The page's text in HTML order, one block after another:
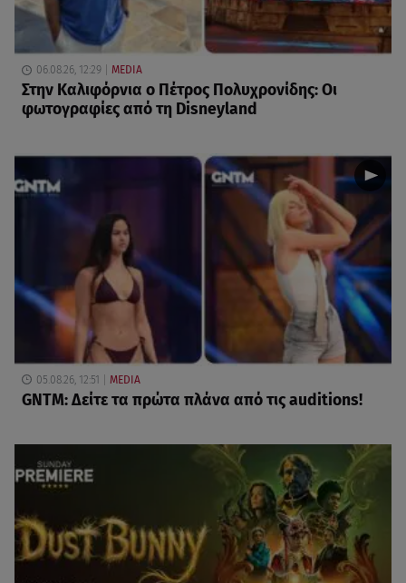
06.08.26, 12:29 MEDIA
Στην Καλιφόρνια ο Πέτρος Πολυχρονίδης: Οι
φωτογραφίες από τη Disneyland
05.08.26, 12:51 MEDIA
GNTM: Δείτε τα πρώτα πλάνα από τις auditions!